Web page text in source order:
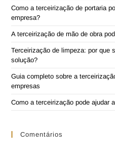
Como a terceirização de portaria
empresa?
A terceirização de mão de obra
Terceirização de limpeza: por que
solução?
Guia completo sobre a
empresas
Como a terceirização pode ajudar
Comentários